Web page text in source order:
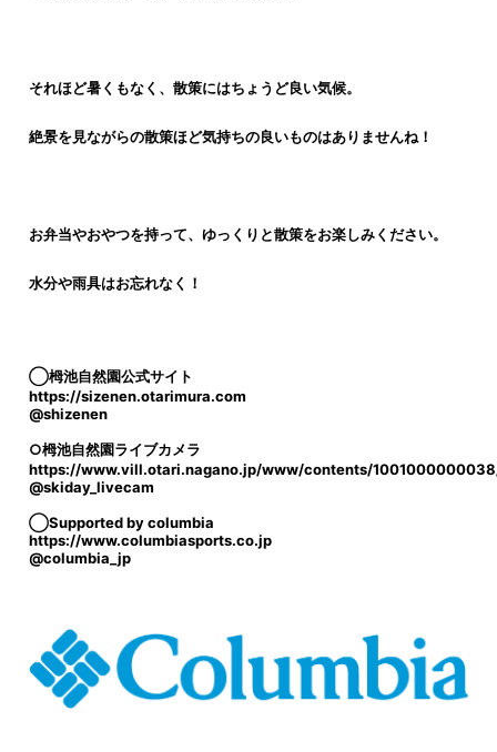
それほど暑くもなく、散策にはちょうど良い気候。
絶景を見ながらの散策ほど気持ちの良いものはありませんね！
お弁当やおやつを持って、ゆっくりと散策をお楽しみください。
水分や雨具はお忘れなく！
◯栂池自然園公式サイト
https://sizenen.otarimura.com
@shizenen
○栂池自然園ライブカメラ
https://www.vill.otari.nagano.jp/www/contents/
@skiday_livecam
◯Supported by columbia
https://www.columbiasports.co.jp
@columbia_jp